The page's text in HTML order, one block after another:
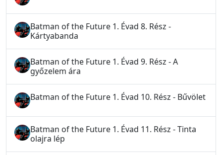
Batman of the Future 1. Évad 8. Rész -
Kártyabanda
Batman of the Future 1. Évad 9. Rész - A
győzelem ára
Batman of the Future 1. Évad 10. Rész - Bűvölet
Batman of the Future 1. Évad 11. Rész - Tinta
olajra lép